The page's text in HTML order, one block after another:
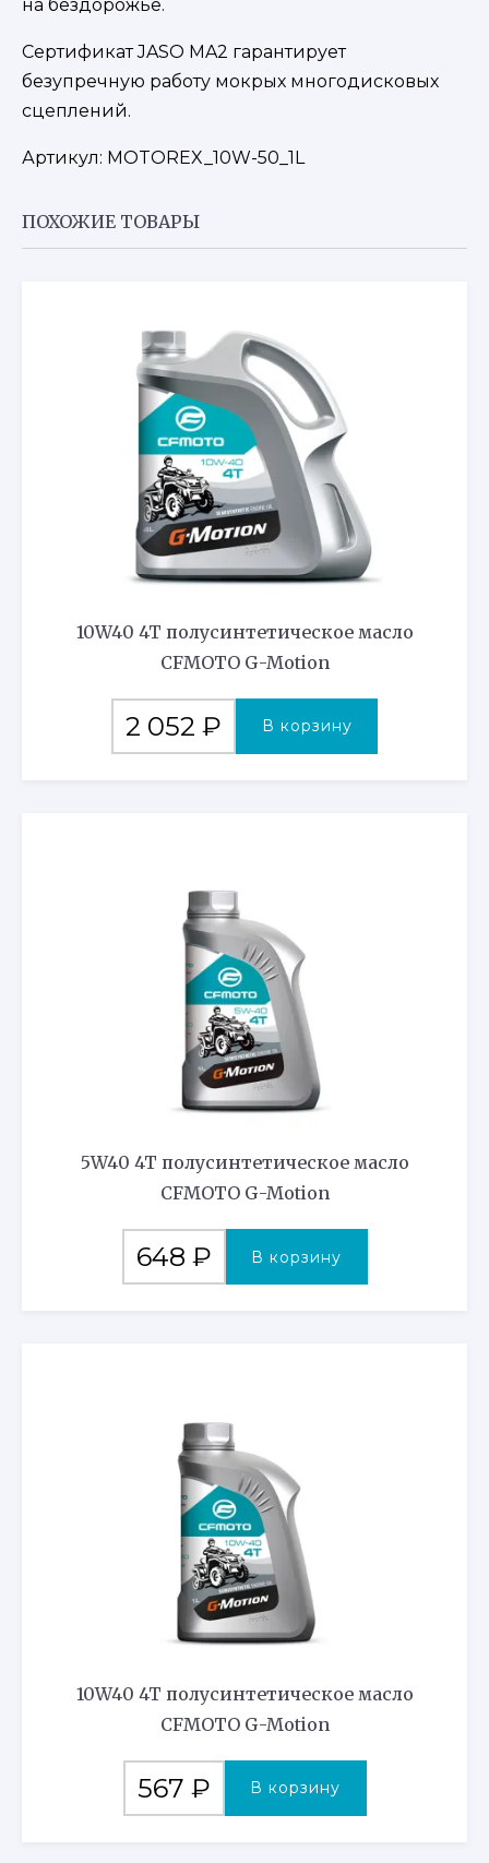
на бездорожье.
Сертификат JASO MA2 гарантирует
безупречную работу мокрых многодисковых
сцеплений.
Артикул: MOTOREX_10W-50_1L
ПОХОЖИЕ ТОВАРЫ
10W40 4T полусинтетическое масло
CFMOTO G-Motion
2 052 ₽ В корзину
5W40 4T полусинтетическое масло
CFMOTO G-Motion
648 ₽ В корзину
10W40 4T полусинтетическое масло
CFMOTO G-Motion
567 ₽ В корзину